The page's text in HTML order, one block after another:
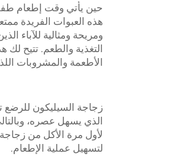
حين يأتي وقت إطعام
هذه العبوات الفريدة
ومريحة ومثالية للآباء
التغذية والطعم. تتيح
الأطعمة والمشروبات
زجاجة السيليكون للرضع
الذي يسهل عصره،
لأول مرة الأكل من
لتسهيل عملية الإطعام.